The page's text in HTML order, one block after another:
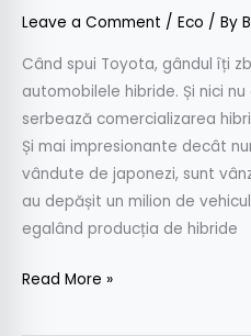
Leave a Comment / Eco / By
Când spui Toyota, gândul îți
automobilele hibride. Și nici
serbează comercializarea
Și mai impresionante decât
vândute de japonezi, sunt
au depășit un milion de
egalând producția de hibride
Read More »